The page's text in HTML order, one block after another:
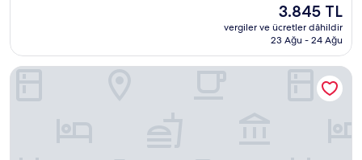
(1.025
yorum)
Güncel
fiyat:
3.845 TL
3.845 TL
vergiler ve ücretler dâhildir
23 Ağu - 24 Ağu
Wyndham Grand İzmir Özdilek Thermal and Spa